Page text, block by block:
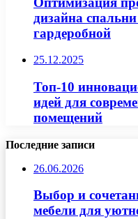
дизайна
гардеробной
25.12.2025
Топ-10
идей для
помещений
Последние записи
26.06.2026
Выбор и
мебели для